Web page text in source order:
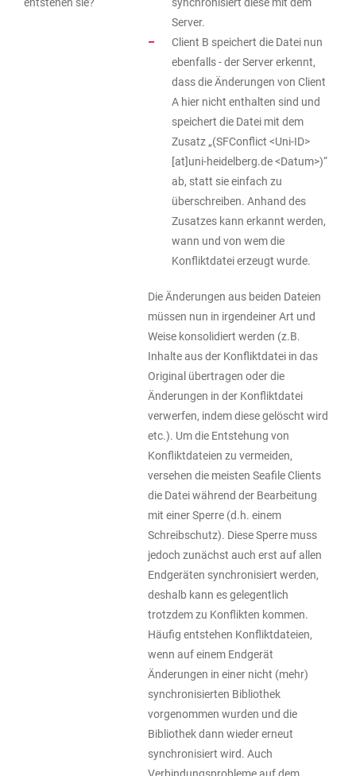
Server.
Client B speichert die Datei nun
ebenfalls - der Server erkennt,
dass die Änderungen von Client
A hier nicht enthalten sind und
speichert die Datei mit dem
Zusatz „(SFConflict <Uni-ID>
[at]uni-heidelberg.de <Datum>)“
ab, statt sie einfach zu
überschreiben. Anhand des
Zusatzes kann erkannt werden,
wann und von wem die
Konfliktdatei erzeugt wurde.
Die Änderungen aus beiden Dateien
müssen nun in irgendeiner Art und
Weise konsolidiert werden (z.B.
Inhalte aus der Konfliktdatei in das
Original übertragen oder die
Änderungen in der Konfliktdatei
verwerfen, indem diese gelöscht wird
etc.). Um die Entstehung von
Konfliktdateien zu vermeiden,
versehen die meisten Seafile Clients
die Datei während der Bearbeitung
mit einer Sperre (d.h. einem
Schreibschutz). Diese Sperre muss
jedoch zunächst auch erst auf allen
Endgeräten synchronisiert werden,
deshalb kann es gelegentlich
trotzdem zu Konflikten kommen.
Häufig entstehen Konfliktdateien,
wenn auf einem Endgerät
Änderungen in einer nicht (mehr)
synchronisierten Bibliothek
vorgenommen wurden und die
Bibliothek dann wieder erneut
synchronisiert wird. Auch